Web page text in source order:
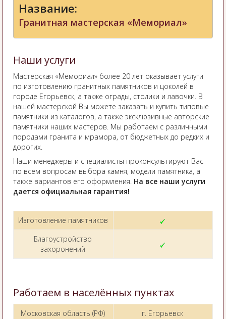
Название:
Гранитная мастерская «Мемориал»
Наши услуги
Мастерская «Мемориал» более 20 лет оказывает услуги
по изготовлению гранитных памятников и цоколей в
городе Егорьевск, а также ограды, столики и лавочки. В
нашей мастерской Вы можете заказать и купить типовые
памятники из каталогов, а также эксклюзивные авторские
памятники наших мастеров. Мы работаем с различными
породами гранита и мрамора, от бюджетных до редких и
дорогих.
Наши менеджеры и специалисты проконсультируют Вас
по всем вопросам выбора камня, модели памятника, а
также вариантов его оформления. На все наши услуги
дается официальная гарантия!
Изготовление памятников
Благоустройство
захоронений
Работаем в населённых пунктах
Московская область (РФ) г. Егорьевск